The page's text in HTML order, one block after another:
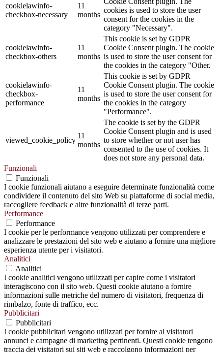
cookielawinfo-
checkbox-necessary
11
months
cookies is used to store the user
consent for the cookies in the
category "Necessary".
cookielawinfo-
checkbox-others
11
months
This cookie is set by GDPR
Cookie Consent plugin. The cookie
is used to store the user consent for
the cookies in the category "Other.
cookielawinfo-
checkbox-
performance
11
months
This cookie is set by GDPR
Cookie Consent plugin. The cookie
is used to store the user consent for
the cookies in the category
"Performance".
viewed_cookie_policy
11
months
The cookie is set by the GDPR
Cookie Consent plugin and is used
to store whether or not user has
consented to the use of cookies. It
does not store any personal data.
Funzionali
Funzionali
I cookie funzionali aiutano a eseguire determinate funzionalità come
condividere il contenuto del sito Web su piattaforme di social media,
raccogliere feedback e altre funzionalità di terze parti.
Performance
Performance
I cookie per le performance vengono utilizzati per comprendere e
analizzare le prestazioni del sito web e aiutano a fornire una migliore
esperienza utente per i visitatori.
Analitici
Analitici
I cookie analitici vengono utilizzati per capire come i visitatori
interagiscono con il sito web. Questi cookie aiutano a fornire
informazioni sulle metriche del numero di visitatori, frequenza di
rimbalzo, fonte di traffico, ecc.
Pubblicitari
Pubblicitari
I cookie pubblicitari vengono utilizzati per fornire ai visitatori
annunci e campagne di marketing pertinenti. Questi cookie tengono
traccia dei visitatori sui siti web e raccolgono informazioni per